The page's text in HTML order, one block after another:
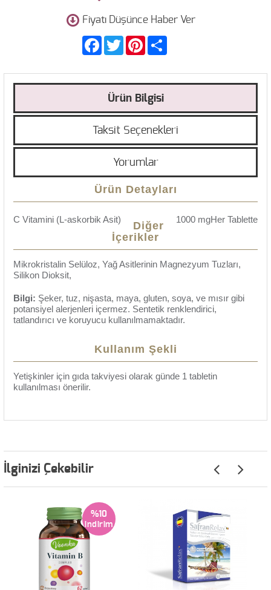
Fiyatı Düşünce Haber Ver
FacebookTwitter Pinterest
Ürün Bilgisi
Taksit Seçenekleri
Yorumlar
Ürün Detayları
Her Tablette
C Vitamini (L-askorbik Asit) 1000 mg
Diğer
İçerikler
Mikrokristalin Selüloz, Yağ Asitlerinin Magnezyum Tuzları,
Silikon Dioksit,
Bilgi: Şeker, tuz, nişasta, maya, gluten, soya, ve mısır gibi
potansiyel alerjenleri içermez. Sentetik renklendirici,
tatlandırıcı ve koruyucu kullanılmamaktadır.
Kullanım Şekli
Yetişkinler için gıda takviyesi olarak günde 1 tabletin
kullanılması önerilir.
İlginizi Çekebilir
%10